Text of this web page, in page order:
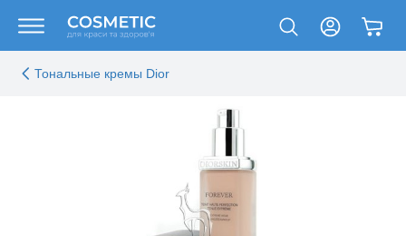
Тональные кремы Dior